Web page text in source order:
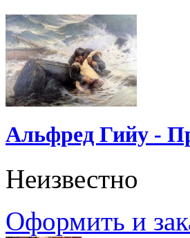
Альфред Гийу -
Неизвестно
Оформить и